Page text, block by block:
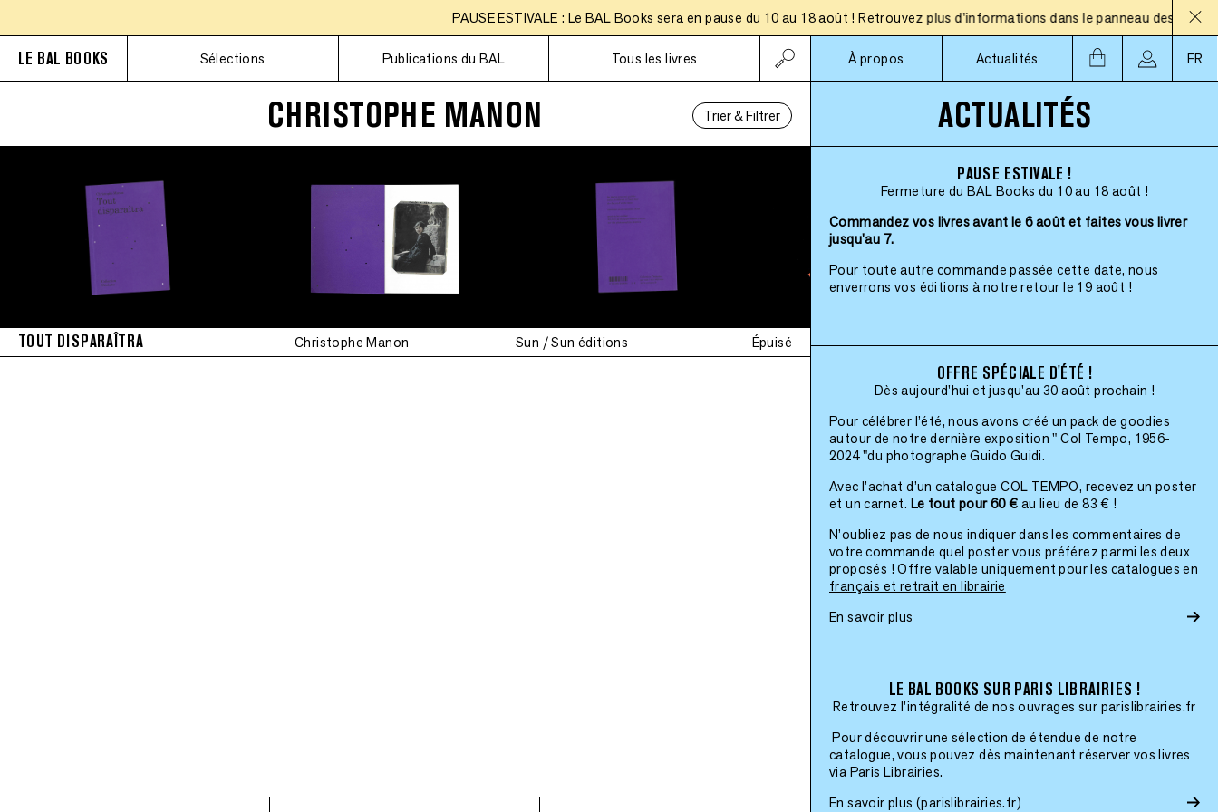
PAUSE ESTIVALE : Le BAL Books sera en pause du 10 au 18 août ! Retrouvez plus d'informations dans le panneau des
LE BAL BOOKS Sélections Publications du BAL Tous les livres
Abonnements
À propos
Actualités FR
CHRISTOPHE MANON Trier & Filtrer
TOUT DISPARAÎTRA Christophe Manon Sun / Sun éditions Épuisé
ACTUALITÉS
PAUSE ESTIVALE !
Fermeture du BAL Books du 10 au 18 août !
Commandez vos livres avant le 6 août et faites vous livrer
jusqu'au 7.
Pour toute autre commande passée cette date, nous
enverrons vos éditions à notre retour le 19 août !
OFFRE SPÉCIALE D'ÉTÉ !
Dès aujourd'hui et jusqu'au 30 août prochain !
Pour célébrer l’été, nous avons créé un pack de goodies
autour de notre dernière exposition " Col Tempo, 1956-
2024 "du photographe Guido Guidi.
Avec l’achat d’un catalogue COL TEMPO, recevez un poster
et un carnet. Le tout pour 60 € au lieu de 83 € !
N’oubliez pas de nous indiquer dans les commentaires de
votre commande quel poster vous préférez parmi les deux
proposés !Offre valable uniquement pour les catalogues en
français et retrait en librairie
En savoir plus
LE BAL BOOKS SUR PARIS LIBRAIRIES !
Retrouvez l'intégralité de nos ouvrages sur parislibrairies.fr
Pour découvrir une sélection de étendue de notre
catalogue, vous pouvez dès maintenant réserver vos livres
via Paris Librairies.
En savoir plus (parislibrairies.fr)